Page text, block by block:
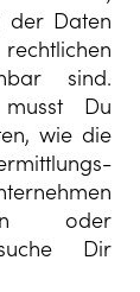
der Daten
sind.
Du
wie die
oder
Dir